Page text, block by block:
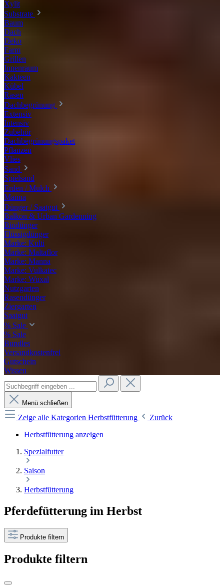
Xylit
Substrate
Baum
Dach
Deko
Farm
Grillen
Innenraum
Kakteen
Kübel
Rasen
Dachbegrünung
Extensiv
Intensiv
Zubehör
Dachbegrünungspaket
Pflanzen
Vlies
Sand
Spielsand
Erden / Mulch
Manna
Dünger / Saatgut
Balkon & Urban Gardenning
Biodünger
Flüssigdünger
Marke: Kulti
Marke: Maltaflor
Marke: Manna
Marke: Vulkatec
Marke: Wuxal
Nutzgarten
Rasendünger
Ziergarten
Saatgut
% Sale
% Sale
Bundles
Versandkostenfrei
Gutschein
Wissen
Menü schließen
Zeige alle Kategorien Herbstfütterung
Zurück
Herbstfütterung anzeigen
Spezialfutter
Saison
Herbstfütterung
Pferdefütterung im Herbst
Produkte filtern
Produkte filtern